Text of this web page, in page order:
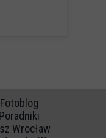
Fotoblog
Poradniki
Wrocław